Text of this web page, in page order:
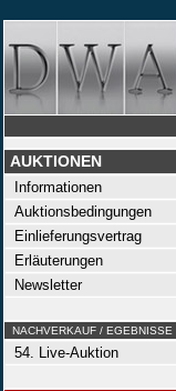
AUKTIONEN
Informationen
Auktionsbedingungen
Einlieferungsvertrag
Erläuterungen
Newsletter
NACHVERKAUF / EGEBNISSE
54. Live-Auktion